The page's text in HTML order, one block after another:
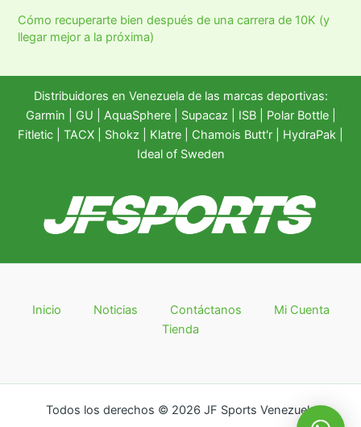
Cómo recuperarte bien después de una carrera de 10K (y
llegar mejor a la próxima)
Distribuidores en Venezuela de las marcas deportivas:
Garmin
GU AquaSphere| Supacaz | ISB | Polar Bottle|
Fitletic
TACX Shokz Klatre Chamois Butt'r HydraPak
Ideal of Sweden
Inicio Noticias Contáctanos
Mi Cuenta
Tienda
Todos los derechos © 2026 JF Sports Venezuela